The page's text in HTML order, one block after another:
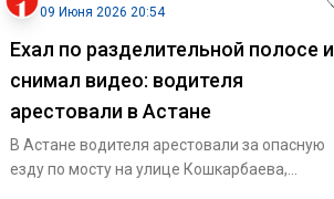
09 Июня 2026 20:54
Ехал по разделительной полосе и
снимал видео: водителя
арестовали в Астане
В Астане водителя арестовали за опасную
езду по мосту на улице Кошкарбаева,